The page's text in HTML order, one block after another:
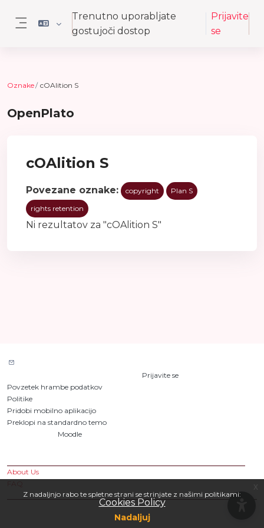
Z nadaljnjo rabo te spletne strani se strinjate z našimi politikami:
Cookies Policy
Nadaljuj
Stransko polje
Trenutno uporabljate
gostujoči dostop
Prijavite
se
Oznake cOAlition S
OpenPlato
cOAlition S
Povezane oznake: copyright
Plan S
rights retention
Ni rezultatov za "cOAlition S"
Prijavite se
Povzetek hrambe podatkov
Politike
Pridobi mobilno aplikacijo
Preklopi na standardno temo
Moodle
About Us